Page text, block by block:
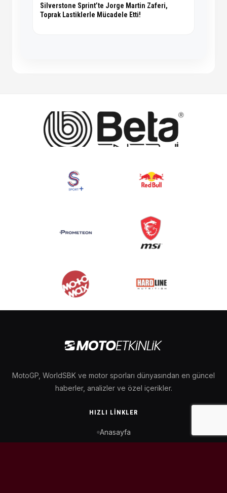
Silverstone Sprint’te Jorge Martin Zaferi,
Toprak Lastiklerle Mücadele Etti!
MotoGP, WorldSBK ve motor sporları dünyasından en güncel
haberler, analizler ve özel içerikler.
HIZLI LINKLER
Anasayfa